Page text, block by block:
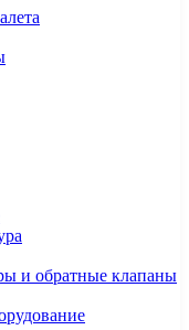
и обратные клапаны